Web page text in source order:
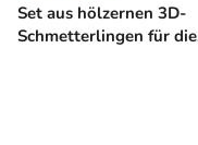
Set aus hölzernen 3D-
Schmetterlingen für die